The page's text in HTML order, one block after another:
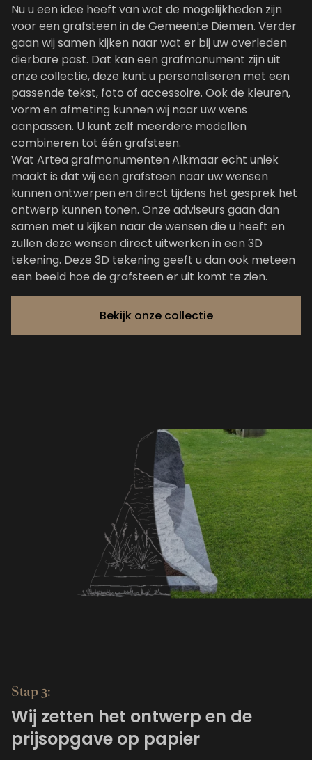
Nu u een idee heeft van wat de mogelijkheden zijn
voor een grafsteen in de Gemeente Diemen. Verder
gaan wij samen kijken naar wat er bij uw overleden
dierbare past. Dat kan een grafmonument zijn uit
onze collectie, deze kunt u personaliseren met een
passende tekst, foto of accessoire. Ook de kleuren,
vorm en afmeting kunnen wij naar uw wens
aanpassen. U kunt zelf meerdere modellen
combineren tot één grafsteen.
Wat Artea grafmonumenten Alkmaar echt uniek
maakt is dat wij een grafsteen naar uw wensen
kunnen ontwerpen en direct tijdens het gesprek het
ontwerp kunnen tonen. Onze adviseurs gaan dan
samen met u kijken naar de wensen die u heeft en
zullen deze wensen direct uitwerken in een 3D
tekening. Deze 3D tekening geeft u dan ook meteen
een beeld hoe de grafsteen er uit komt te zien.
Bekijk onze collectie
Stap 3:
Wij zetten het ontwerp en de
prijsopgave op papier